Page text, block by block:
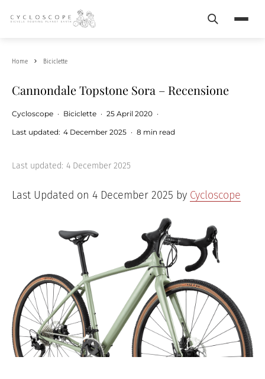
Search
Home Biciclette
Cannondale Topstone Sora – Recensione
Cycloscope · Biciclette · 25 April 2020 ·
Last updated: 4 December 2025 · 8 min read
Last updated: 4 December 2025
Last Updated on 4 December 2025 by Cycloscope